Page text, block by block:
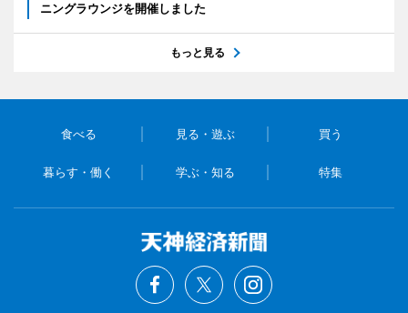
ニングラウンジを開催しました
もっと見る
食べる 見る・遊ぶ 買う
暮らす・働く 学ぶ・知る 特集